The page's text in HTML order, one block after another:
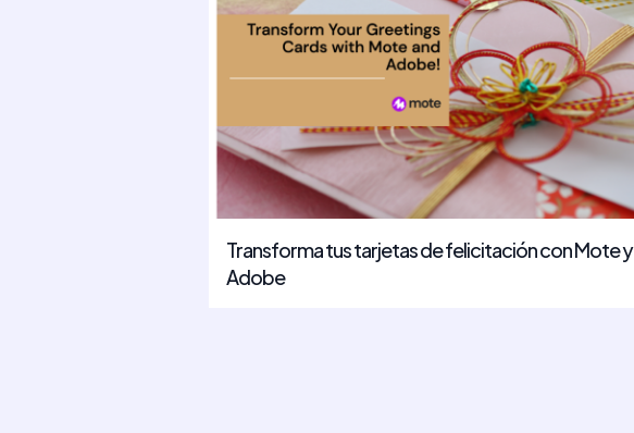
Transforma tus tarjetas de felicitación con Mote y
Adobe